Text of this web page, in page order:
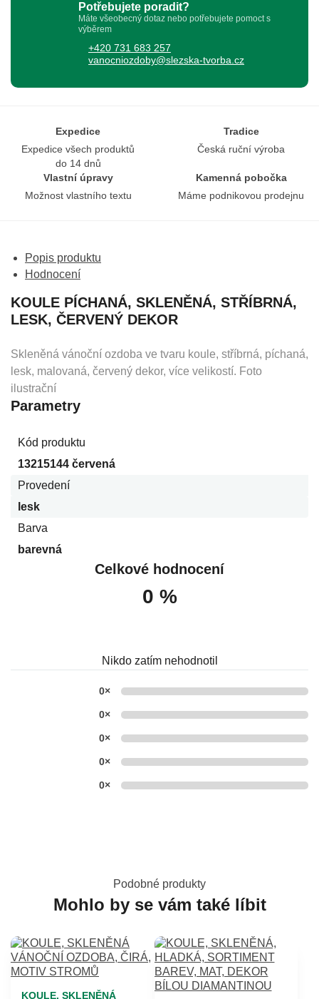
Potřebujete poradit?
Máte všeobecný dotaz nebo potřebujete pomoct s
výběrem
+420 731 683 257
vanocniozdoby@slezska-tvorba.cz
Expedice
Expedice všech produktů
do 14 dnů
Tradice
Česká ruční výroba
Vlastní úpravy
Možnost vlastního textu
Kamenná pobočka
Máme podnikovou prodejnu
Popis produktu
Hodnocení
KOULE PÍCHANÁ, SKLENĚNÁ, STŘÍBRNÁ,
LESK, ČERVENÝ DEKOR
Skleněná vánoční ozdoba ve tvaru koule, stříbrná, píchaná,
lesk, malovaná, červený dekor, více velikostí. Foto
ilustrační
Parametry
Kód produktu
13215144 červená
Provedení
lesk
Barva
barevná
Celkové hodnocení
0 %
Nikdo zatím nehodnotil
0×
0×
0×
0×
0×
Podobné produkty
Mohlo by se vám také líbit
KOULE, SKLENĚNÁ